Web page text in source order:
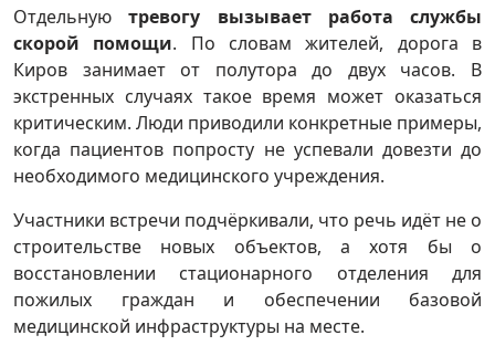
Отдельнуютревогу вызывает работа службы
скорой помощи. По словам жителей, дорога в
Киров занимает от полутора до двух часов. В
экстренных случаях такое время может оказаться
критическим. Люди приводили конкретные примеры,
когда пациентов попросту не успевали довезти до
необходимого медицинского учреждения.
Участники встречи подчёркивали, что речь идёт не о
строительстве новых объектов, а хотя бы о
восстановлении стационарного отделения для
пожилых граждан и обеспечении базовой
медицинской инфраструктуры на месте.